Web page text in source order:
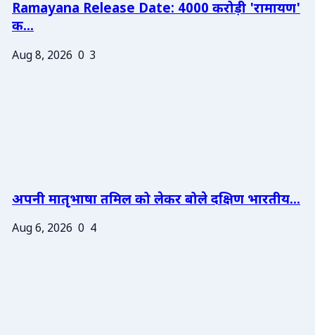
Ramayana Release Date: 4000 करोड़ी 'रामायण'
क...
Aug 8, 2026 0 3
अपनी मातृभाषा तमिल को लेकर बोले दक्षिण भारतीय...
Aug 6, 2026 0 4